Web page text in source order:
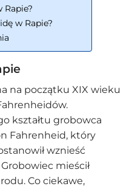
Rapie?
w Rapie?
na początku XIX wieku
kształtu grobowca
Fahrenheid, który
wznieść
mieścił
Co ciekawe,